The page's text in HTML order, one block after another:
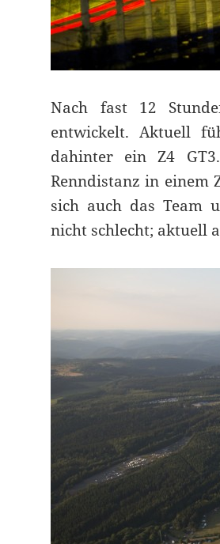
Nach fast 12
entwickelt. Aktuell
dahinter ein Z4
Renndistanz in einem
sich auch das Team
nicht schlecht; aktuell